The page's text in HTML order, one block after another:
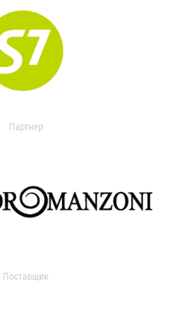
Партнер
Поставщик